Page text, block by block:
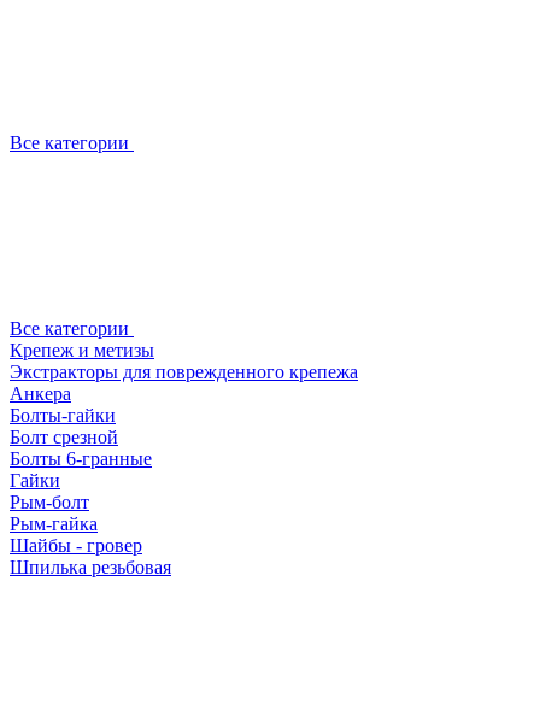
Все категории
Все категории
Крепеж и метизы
Экстракторы для поврежденного крепежа
Анкера
Болты-гайки
Болт срезной
Болты 6-гранные
Гайки
Рым-болт
Рым-гайка
Шайбы - гровер
Шпилька резьбовая